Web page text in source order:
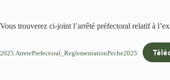
Vous trouverez ci-joint l’arrêté préfectoral relatif à
2025.ArretePrefectoral_ReglementationPeche2025